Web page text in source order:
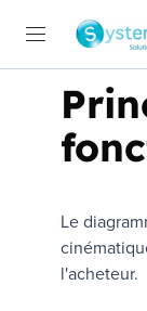
Le
l'acheteur.